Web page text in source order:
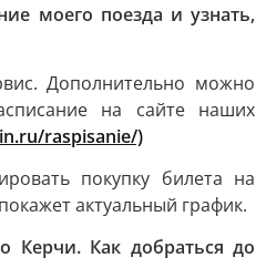
моего поезда и узнать,
Дополнительно можно
на сайте наших
raspisanie/)
покупку билета на
актуальный график.
Керчи. Как добраться до